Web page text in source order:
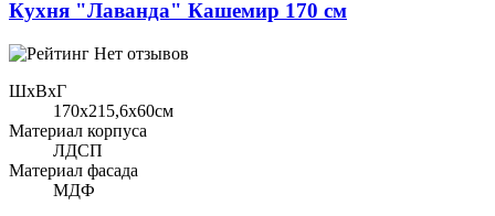
Кухня "Лаванда" Кашемир 170 см
Нет отзывов
ШхВхГ
170x215,6х60см
Материал корпуса
ЛДСП
Материал фасада
МДФ